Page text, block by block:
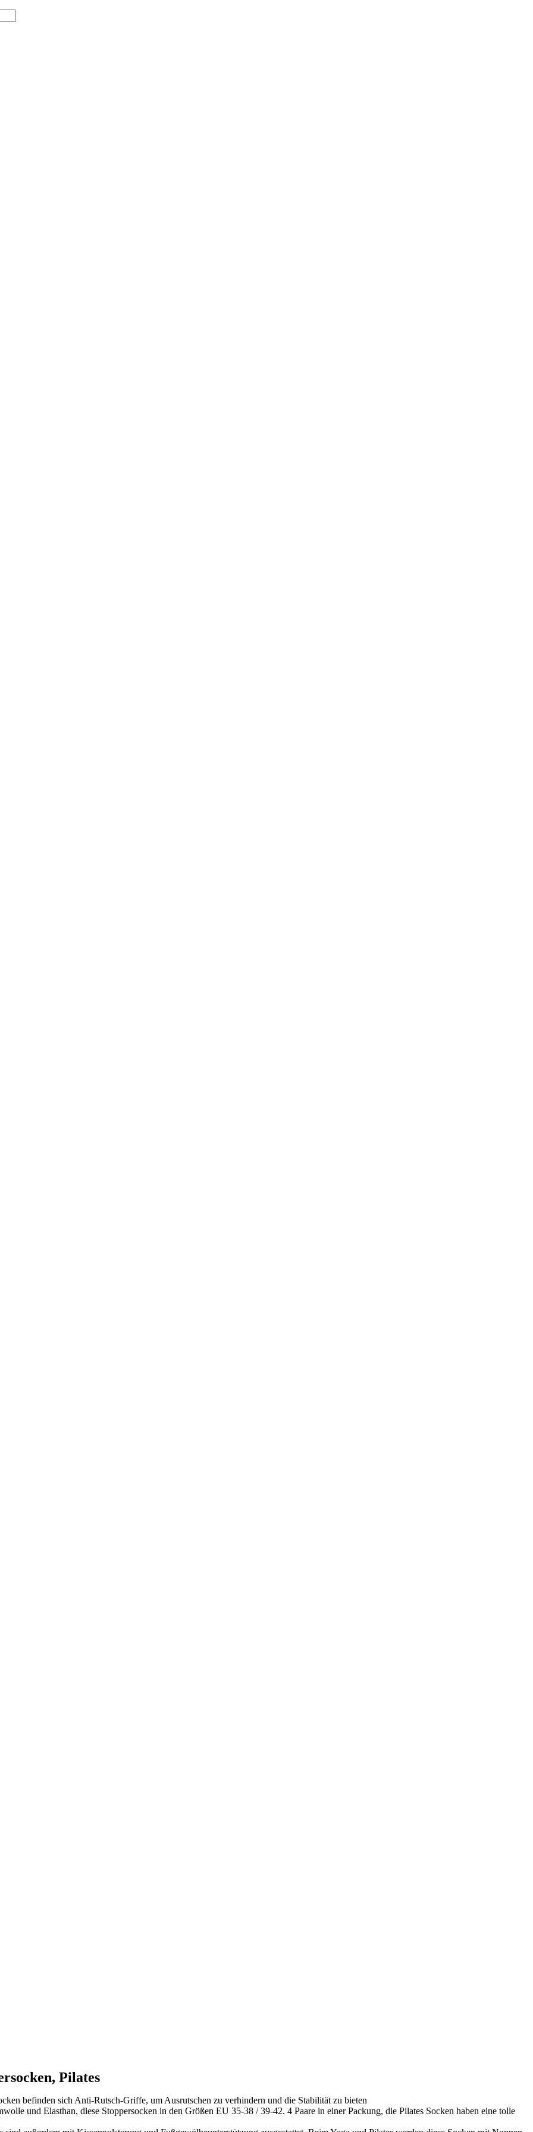
Pilates
befinden sich Anti-Rutsch-Griffe, um Ausrutschen zu verhindern und die Stabilität zu bieten
und Elasthan, diese Stoppersocken in den Größen EU 35-38 / 39-42. 4 Paare in einer Packung, die Pilates Socken haben eine tolle